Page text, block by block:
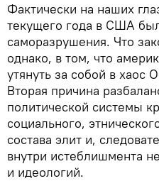
Фактически на наших
текущего года в США
саморазрушения. Что
однако, в том, что
утянуть за собой в хаос
Вторая причина
политической системы
социального,
состава элит и,
внутри истеблишмента
и идеологий.